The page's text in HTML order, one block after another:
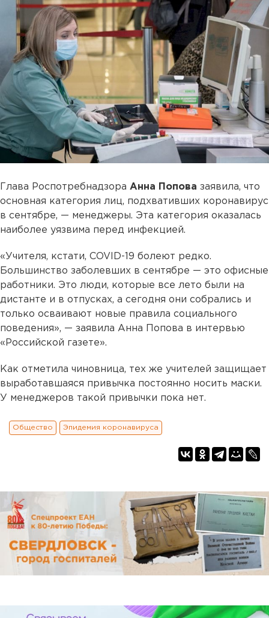
Глава Роспотребнадзора Анна Попова заявила, что
основная категория лиц, подхвативших коронавирус
в сентябре, — менеджеры. Эта категория оказалась
наиболее уязвима перед инфекцией.
«Учителя, кстати, COVID-19 болеют редко.
Большинство заболевших в сентябре — это офисные
работники. Это люди, которые все лето были на
дистанте и в отпусках, а сегодня они собрались и
только осваивают новые правила социального
поведения», — заявила Анна Попова в интервью
«Российской газете».
Как отметила чиновница, тех же учителей защищает
выработавшаяся привычка постоянно носить маски.
У менеджеров такой привычки пока нет.
Общество Эпидемия коронавируса